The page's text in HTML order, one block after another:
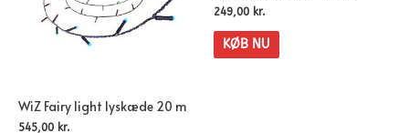
WiZ Fairy light lyskæde 20 m
545,00 kr.
249,00 kr.
KØB NU